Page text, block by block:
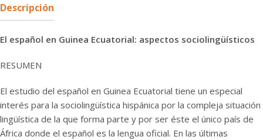
Descripción
El español en Guinea Ecuatorial: aspectos sociolingüísticos
RESUMEN
El estudio del español en Guinea Ecuatorial tiene un especial
interés para la sociolingüística hispánica por la compleja situación
lingüística de la que forma parte y por ser éste el único país de
África donde el español es la lengua oficial. En las últimas